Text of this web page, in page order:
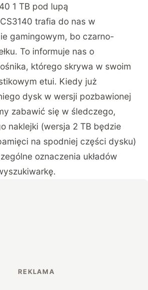
1 TB pod lupą
trafia do nas w
gamingowym, bo czarno-
To informuje nas o
którego skrywa w swoim
etui. Kiedy już
dysk w wersji pozbawionej
zabawić się w śledczego,
naklejki (wersja 2 TB będzie
na spodniej części dysku)
oznaczenia układów